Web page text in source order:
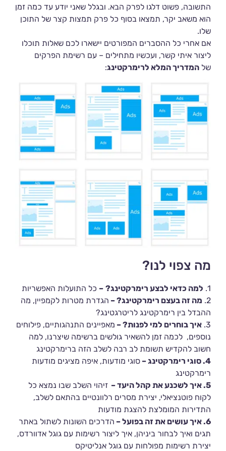
התשובה, פשוט דלגו לפרק הבא. ובגלל שאני יודע עד כמה זמן
הוא משאב יקר, תמצאו בסוף כל פרק תמצות קצר של התוכן
שלו.
אם אחרי כל ההסברים המפורטים יישארו לכם שאלות תוכלו
ליצור איתי קשר, ועכשיו מתחילים – עם רשימת הפרקים
של המדריך המלא לרימרקטינג:
מה צפוי לנו?
1. למה כדאי לבצע רימרקטינג? – כל התועלות האפשריות
2. מה זה בעצם רימרקטינג? – הגדרת מטרות לקמפיין, מה
ההבדל בין רימרקטינג לריטרגטינג?
3. איך בוחרים למי לפנות? – מאפיינים התנהגותיים, פילוחים
נוספים, לכמה זמן להשאיר גולשים ברשימה שיצרנו, למה
חשוב להקדיש תשומת לב רבה לשלב הזה ברימרקטינג
4. סוגי רימרקטינג –
סוגי מודעות, איפה מציגים מודעות
רימרקטינג
5. איך לשכנע את קהל היעד –
זיהוי השלב שבו נמצא כל
לקוח פוטנציאלי, יצירת מסרים רלוונטיים בהתאם לשלב,
התדירות המומלצת להצגת מודעות
6. איך עושים את זה בפועל –
הדרכים השונות לשתול באתר
תגים ואיך לבחור ביניהן, איך ליצור רשימות עם גוגל אדוורדס,
יצירת רשימות מפולחות עם גוגל אנליטיקס